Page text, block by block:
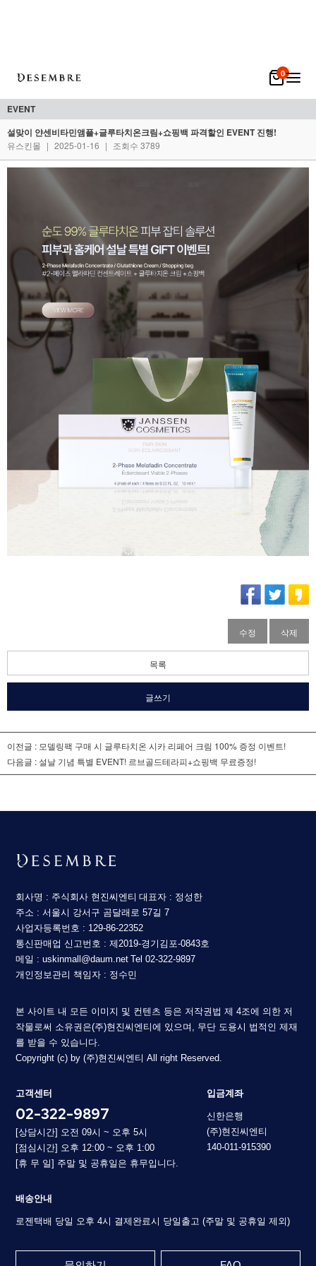
0
EVENT
설맞이 얀센비타민앰플+글루타치온크림+쇼핑백 파격할인 EVENT 진행!
유스킨몰 | 2025-01-16 | 조회수 3789
수정 삭제
목록
글쓰기
이전글 : 모델링팩 구매 시 글루타치온 시카 리페어 크림 100% 증정 이벤트!
다음글 : 설날 기념 특별 EVENT! 르브골드테라피+쇼핑백 무료증정!
회사명 : 주식회사 현진씨엔티 대표자 : 정성한
주소 : 서울시 강서구 곰달래로 57길 7
사업자등록번호 : 129-86-22352
통신판매업 신고번호 : 제2019-경기김포-0843호
메일 : uskinmall@daum.net Tel 02-322-9897
개인정보관리 책임자 : 정수민
본 사이트 내 모든 이미지 및 컨텐츠 등은 저작권법 제 4조에 의한 저
작물로써 소유권은(주)현진씨엔티에 있으며, 무단 도용시 법적인 제재
를 받을 수 있습니다.
Copyright (c) by (주)현진씨엔티 All right Reserved.
고객센터
02-322-9897
[상담시간] 오전 09시 ~ 오후 5시
[점심시간] 오후 12:00 ~ 오후 1:00
[휴 무 일] 주말 및 공휴일은 휴무입니다.
입금계좌
신한은행
(주)현진씨엔티
140-011-915390
배송안내
로젠택배 당일 오후 4시 결제완료시 당일출고 (주말 및 공휴일 제외)